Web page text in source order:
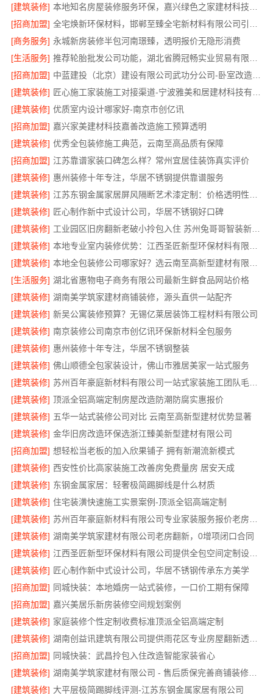
[建筑装修]
[招商加盟]
[商务服务] 永城新房装修半包河南璟臻，透明报价无隐形消费
[生活服务]
[招商加盟]
中蓝建投（北京）建设有限公司武功分公司-卧室改造智能家居
[建筑装修]
[建筑装修] 优质室内设计哪家好-南京市创亿讯
[招商加盟] 嘉兴家美建材科技嘉善改造施工预算透明
[建筑装修] 优秀全包装修施工典范，云南至高品质有保障
[招商加盟] 江苏靠谱家装口碑怎么样？常州宜居佳装饰真实评价
[建筑装修] 惠州装修十年专注，华居不锈钢提供靠谱服务
[建筑装修]
[建筑装修] 匠心制作新中式设计公司，华居不锈钢好口碑
[建筑装修]
工业园区旧房翻新老破小拎包入住 苏州兔哥哥智装新材料有限公司
[建筑装修]
[建筑装修]
[生活服务] 湖北省惠物电子商务有限公司最新生鲜食品网站价格
[建筑装修] 湖南美学筑家建材商铺装修，源头直供一站配齐
[建筑装修] 新吴公寓装修预算？无锡亿莱居装饰工程材料有限公司
[建筑装修] 南京装修公司南京市创亿讯环保新材料全包服务
[建筑装修] 惠州装修十年专注，华居不锈钢整装
[建筑装修] 佛山顺德全包家装设计，佛山市雅居美家一站式服务
[建筑装修]
[建筑装修] 顶派全铝高端定制房屋改造防潮防腐实惠报价
[建筑装修] 五华一站式装修公司对比 云南至高新型建材优势显著
[建筑装修] 金华旧房改造环保选浙江臻美新型建材有限公司
[招商加盟] 想轻松当老板的加入欣果铺子 拥有新潮流新模式
[建筑装修] 西安性价比高家装施工改善房免费量房 居安天成
[建筑装修] 东钢金属家居：轻奢极简踢脚线是什么材质
[建筑装修] 住宅装潢快速施工实景案例-顶派全铝高端定制
[建筑装修]
[建筑装修] 湖南美学筑家建材有限公司老房翻新，0增项闭口合同
[建筑装修]
江西圣匠新型环保材料有限公司提供全包空间定制设计方案
[建筑装修] 匠心制作新中式设计公司，华居不锈钢传承东方美学
[招商加盟] 同城快装：本地婚房一站式装修，一口价工期有保障
[招商加盟] 嘉兴美居乐新房装修空间规划案例
[建筑装修] 家庭装修个性定制收费标准顶派全铝高端定制
[建筑装修]
湖南创益讯建筑有限公司提供雨花区专业房屋翻新透明化施工
[招商加盟] 同城快装：武昌拎包入住改造智能家装省心
[建筑装修]
湖南美学筑家建材有限公司 - 售后质保完善商铺装修值得信赖
[建筑装修] 大平层极简踢脚线评测-江苏东钢金属家居有限公司